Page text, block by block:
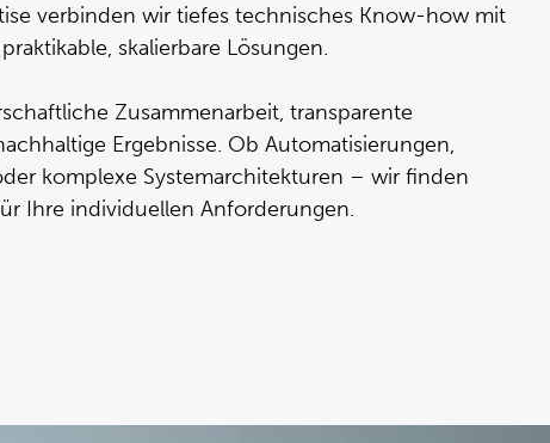
verbinden wir tiefes technisches Know-how mit
skalierbare Lösungen.
Zusammenarbeit, transparente
Ergebnisse. Ob Automatisierungen,
komplexe Systemarchitekturen – wir finden
Ihre individuellen Anforderungen.